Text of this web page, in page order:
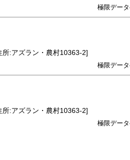
極限デー
:アズラン・農村10363-2]
極限デー
:アズラン・農村10363-2]
極限デー